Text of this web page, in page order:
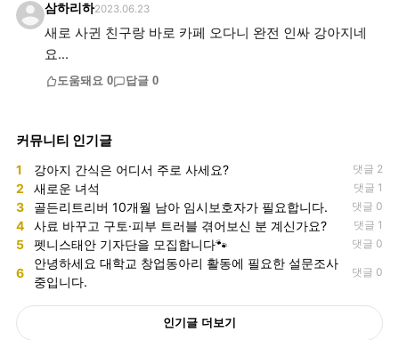
삼하리하2023.06.23
새로 사귄 친구랑 바로 카페 오다니 완전 인싸 강아지네
요...
도움돼요 0 답글 0
커뮤니티 인기글
1 강아지 간식은 어디서 주로 사세요? 댓글 2
2 새로운 녀석 댓글 1
3 골든리트리버 10개월 남아 임시보호자가 필요합니다. 댓글 0
4 사료 바꾸고 구토·피부 트러블 겪어보신 분 계신가요? 댓글 1
5 펫니스태안 기자단을 모집합니다🐾 댓글 0
6
안녕하세요 대학교 창업동아리 활동에 필요한 설문조사
중입니다.
댓글 0
인기글 더보기